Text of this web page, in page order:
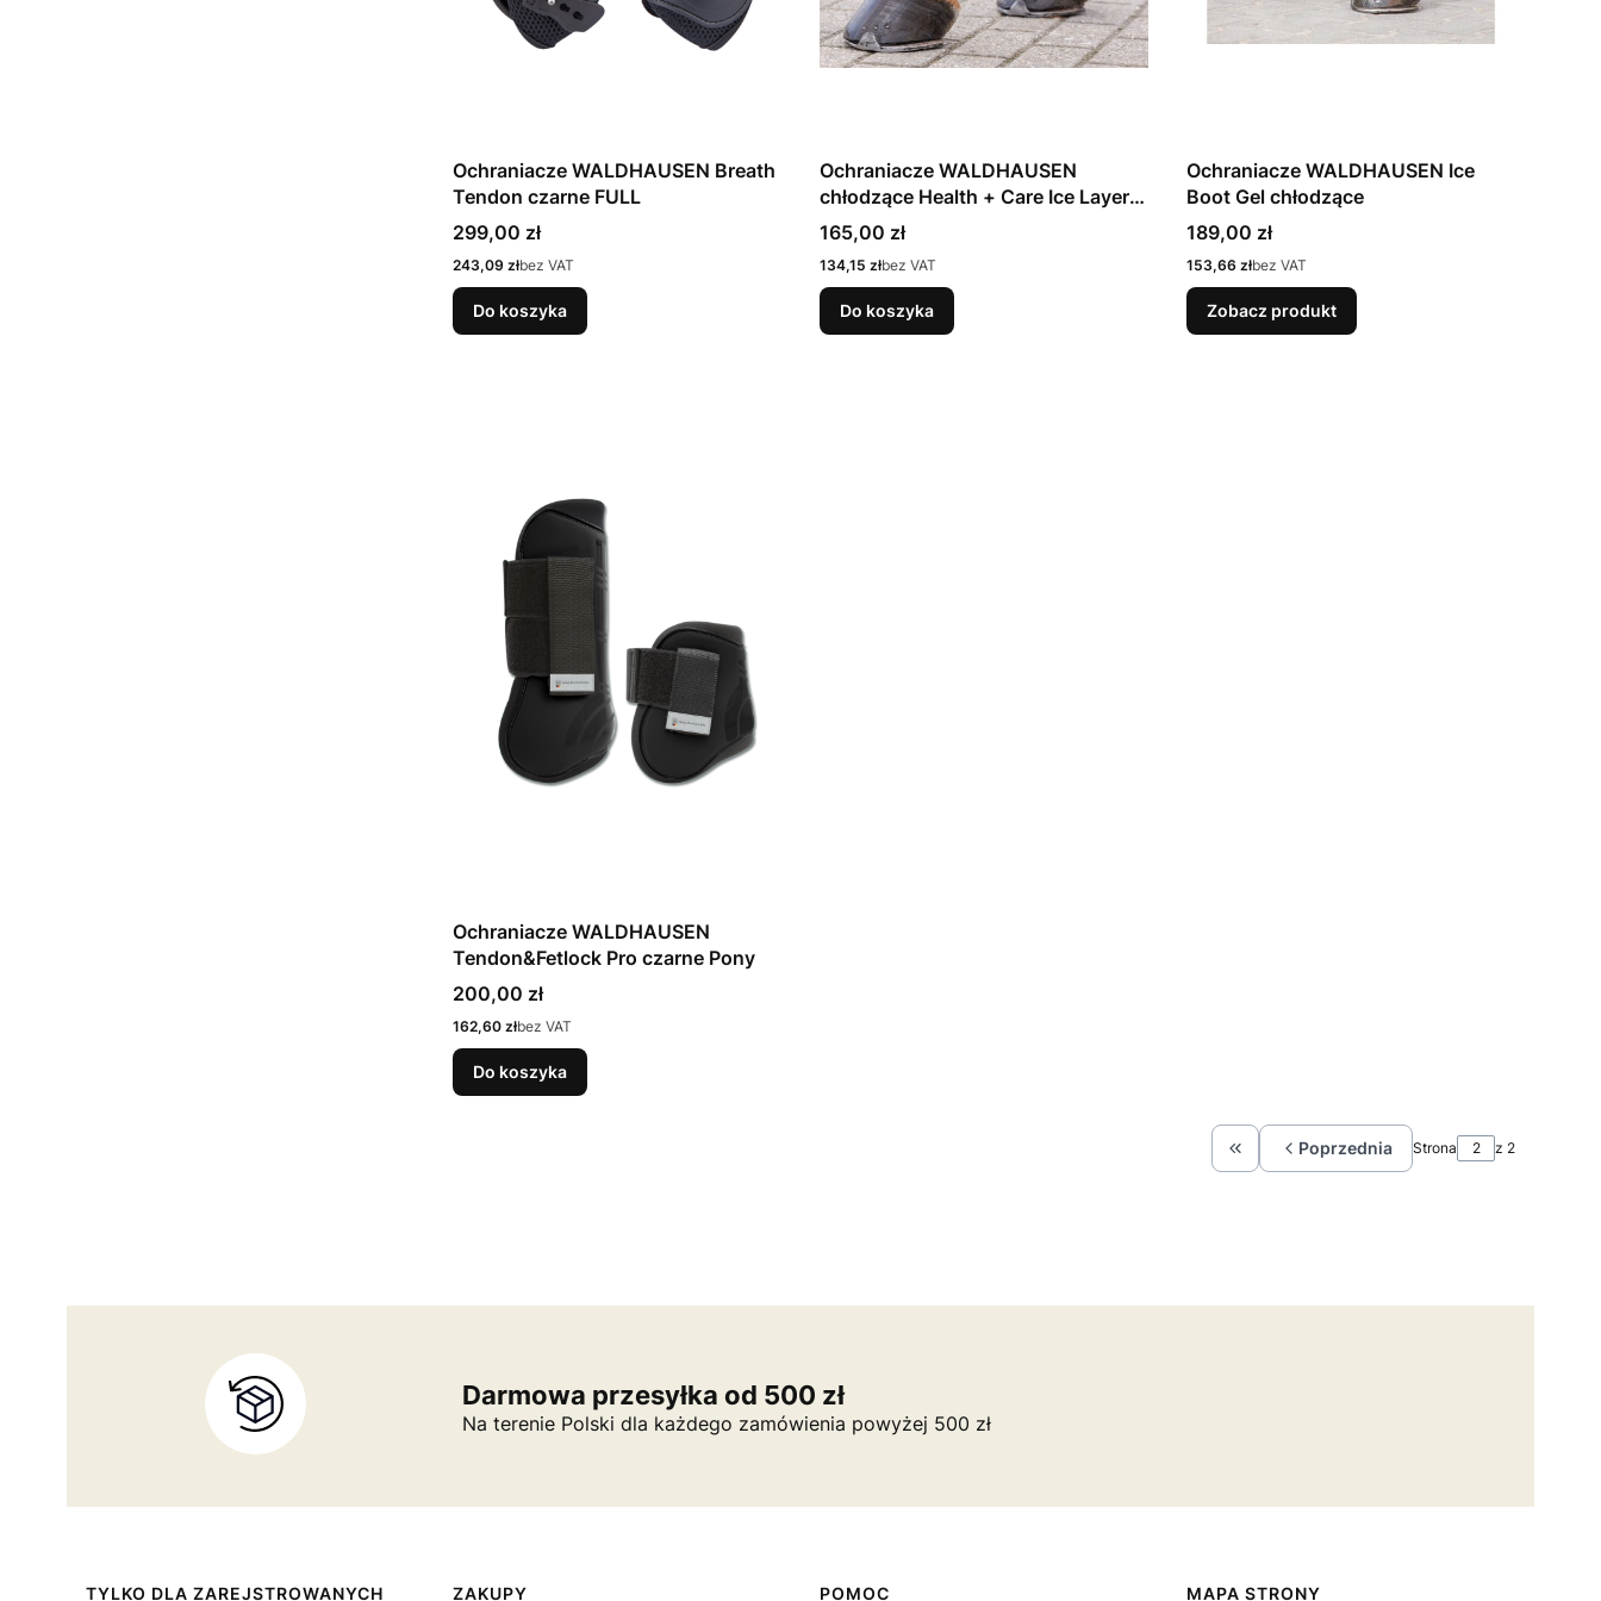
Ochraniacze WALDHAUSEN Breath
Tendon czarne FULL
Cena
299,00 zł
Cena
243,09 złbez VAT
Do koszyka
Ochraniacze WALDHAUSEN
chłodzące Health + Care Ice Layer
Boots, para
Cena
165,00 zł
Cena
134,15 złbez VAT
Do koszyka
Ochraniacze WALDHAUSEN Ice
Boot Gel chłodzące
Cena
189,00 zł
Cena
153,66 złbez VAT
Zobacz produkt
Ochraniacze WALDHAUSEN
Tendon&Fetlock Pro czarne Pony
Cena
200,00 zł
Cena
162,60 złbez VAT
Do koszyka
Wróć do pierwszej strony z produktami
Poprzednia Strona z 2
Darmowa przesyłka od 500 zł
Na terenie Polski dla każdego zamówienia powyżej 500 zł
TYLKO DLA ZAREJSTROWANYCH ZAKUPY POMOC MAPA STRONY